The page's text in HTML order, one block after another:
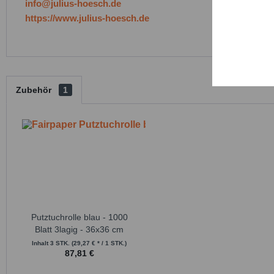
info@julius-hoesch.de
https://www.julius-hoesch.de
Zubehör 1
Putztuchrolle blau - 1000
Blatt 3lagig - 36x36 cm
Inhalt 3 STK. (29,27 € * / 1 STK.)
87,81 €